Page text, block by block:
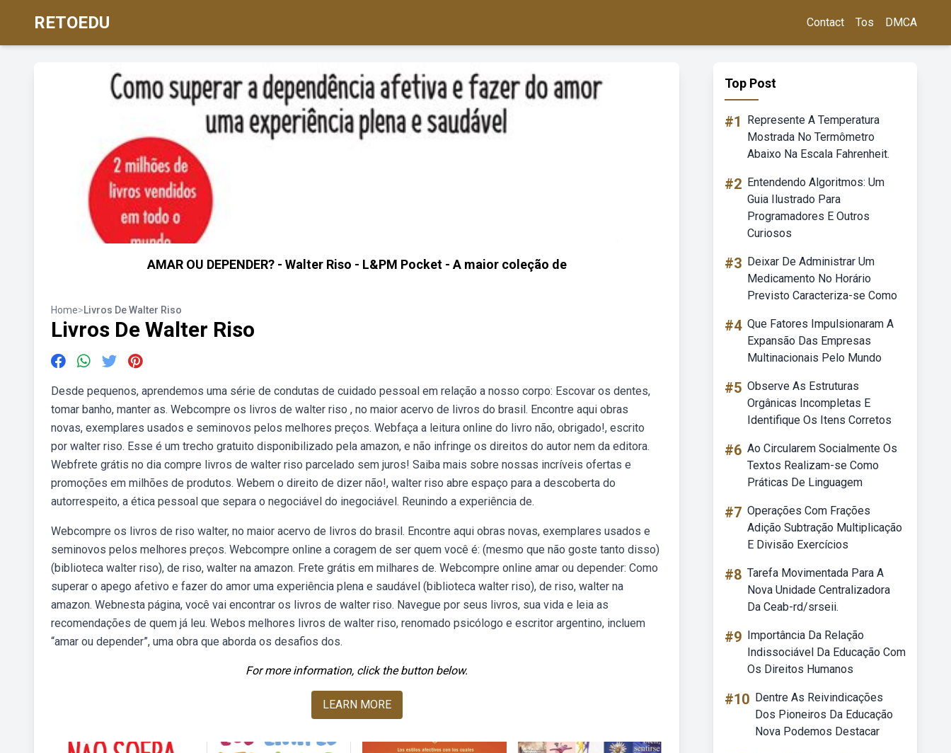
RETOEDU Contact Tos DMCA
AMAR OU DEPENDER? - Walter Riso - L&PM Pocket - A maior coleção de
Home>Livros De Walter Riso
Livros De Walter Riso
Desde pequenos, aprendemos uma série de condutas de cuidado pessoal em relação a nosso corpo: Escovar os dentes,
tomar banho, manter as. Webcompre os livros de walter riso , no maior acervo de livros do brasil. Encontre aqui obras
novas, exemplares usados e seminovos pelos melhores preços. Webfaça a leitura online do livro não, obrigado!, escrito
por walter riso. Esse é um trecho gratuito disponibilizado pela amazon, e não infringe os direitos do autor nem da editora.
Webfrete grátis no dia compre livros de walter riso parcelado sem juros! Saiba mais sobre nossas incríveis ofertas e
promoções em milhões de produtos. Webem o direito de dizer não!, walter riso abre espaço para a descoberta do
autorrespeito, a ética pessoal que separa o negociável do inegociável. Reunindo a experiência de.
Webcompre os livros de riso walter, no maior acervo de livros do brasil. Encontre aqui obras novas, exemplares usados e
seminovos pelos melhores preços. Webcompre online a coragem de ser quem você é: (mesmo que não goste tanto disso)
(biblioteca walter riso), de riso, walter na amazon. Frete grátis em milhares de. Webcompre online amar ou depender: Como
superar o apego afetivo e fazer do amor uma experiência plena e saudável (biblioteca walter riso), de riso, walter na
amazon. Webnesta página, você vai encontrar os livros de walter riso. Navegue por seus livros, sua vida e leia as
recomendações de quem já leu. Webos melhores livros de walter riso, renomado psicólogo e escritor argentino, incluem
“amar ou depender”, uma obra que aborda os desafios dos.
For more information, click the button below.
LEARN MORE
Top Post
#1
Represente A Temperatura
Mostrada No Termômetro
Abaixo Na Escala Fahrenheit.
#2 Entendendo Algoritmos: Um
Guia Ilustrado Para
Programadores E Outros
Curiosos
#3 Deixar De Administrar Um
Medicamento No Horário
Previsto Caracteriza-se Como
#4 Que Fatores Impulsionaram A
Expansão Das Empresas
Multinacionais Pelo Mundo
#5 Observe As Estruturas
Orgânicas Incompletas E
Identifique Os Itens Corretos
#6 Ao Circularem Socialmente Os
Textos Realizam-se Como
Práticas De Linguagem
#7 Operações Com Frações
Adição Subtração Multiplicação
E Divisão Exercícios
#8 Tarefa Movimentada Para A
Nova Unidade Centralizadora
Da Ceab-rd/srseii.
#9 Importância Da Relação
Indissociável Da Educação Com
Os Direitos Humanos
#10 Dentre As Reivindicações
Dos Pioneiros Da Educação
Nova Podemos Destacar